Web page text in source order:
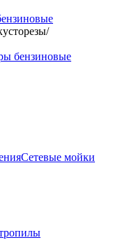
/
бензиновые
Сетевые мойки